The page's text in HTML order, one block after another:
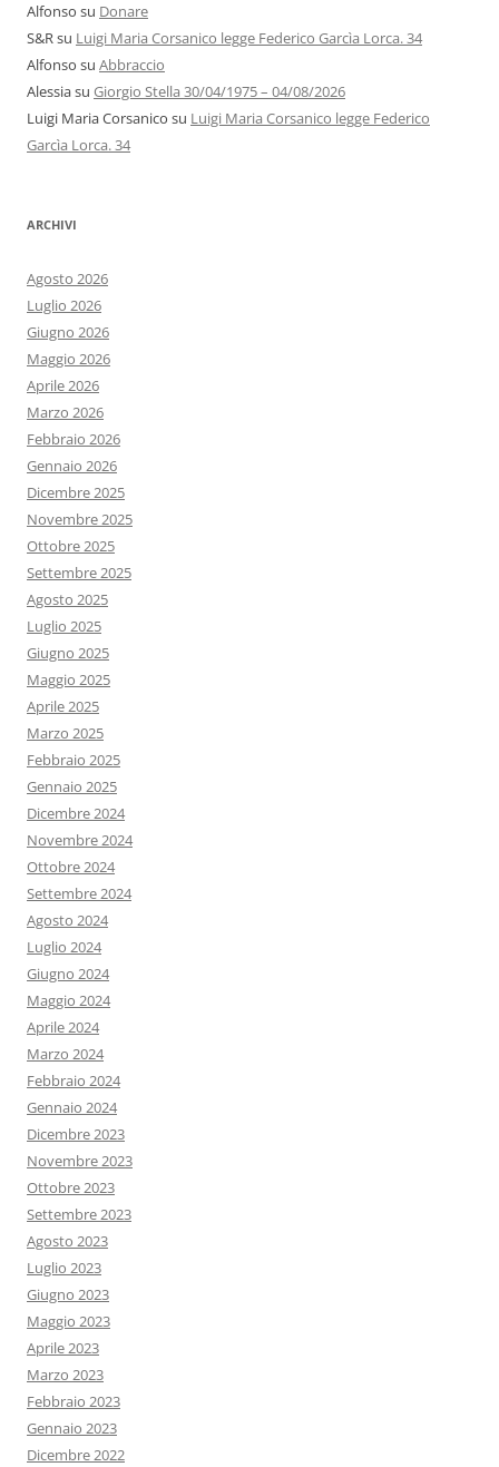
Alfonso su Donare
S&Rsu Luigi Maria Corsanico legge Federico Garcìa Lorca. 34
Alfonso su Abbraccio
Alessiasu Giorgio Stella 30/04/1975 – 04/08/2026
Luigi Maria Corsanico su Luigi Maria Corsanico legge Federico
Garcìa Lorca. 34
ARCHIVI
Agosto 2026
Luglio 2026
Giugno 2026
Maggio 2026
Aprile 2026
Marzo 2026
Febbraio 2026
Gennaio 2026
Dicembre 2025
Novembre 2025
Ottobre 2025
Settembre 2025
Agosto 2025
Luglio 2025
Giugno 2025
Maggio 2025
Aprile 2025
Marzo 2025
Febbraio 2025
Gennaio 2025
Dicembre 2024
Novembre 2024
Ottobre 2024
Settembre 2024
Agosto 2024
Luglio 2024
Giugno 2024
Maggio 2024
Aprile 2024
Marzo 2024
Febbraio 2024
Gennaio 2024
Dicembre 2023
Novembre 2023
Ottobre 2023
Settembre 2023
Agosto 2023
Luglio 2023
Giugno 2023
Maggio 2023
Aprile 2023
Marzo 2023
Febbraio 2023
Gennaio 2023
Dicembre 2022